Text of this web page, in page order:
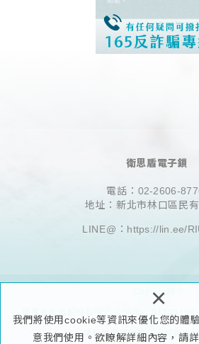
我們將使用cookie等資訊來優化您的體
意我們使用。欲瞭解詳細內容，請
×
衛思盾電子鎖
電話： 02-2606-
地址：新北市林口區民
LINE@： https://lin.ee/
Copyright ©
衛思盾智能股份有限公司(統編：
隱私權保護政策 網頁設